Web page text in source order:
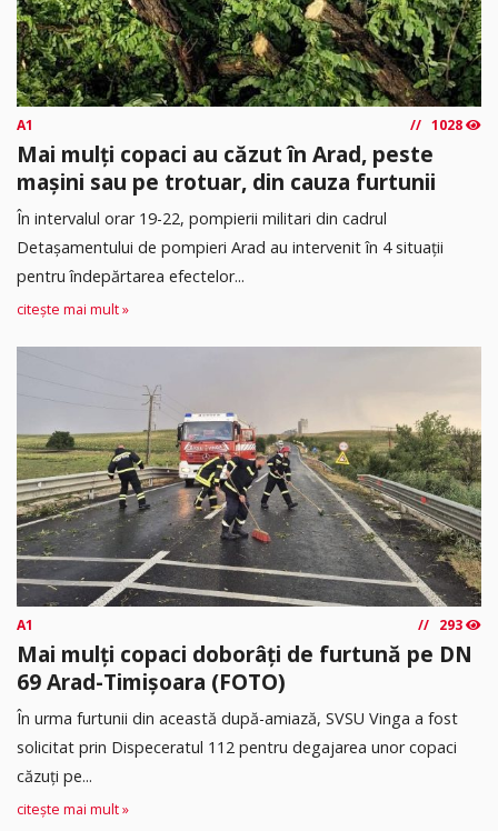
A1 1028
Mai mulți copaci au căzut în Arad, peste
mașini sau pe trotuar, din cauza furtunii
În intervalul orar 19-22, pompierii militari din cadrul
Detașamentului de pompieri Arad au intervenit în 4 situații
pentru îndepărtarea efectelor...
citește mai mult »
A1 293
Mai mulți copaci doborâți de furtună pe DN
69 Arad-Timișoara (FOTO)
În urma furtunii din această după-amiază, SVSU Vinga a fost
solicitat prin Dispeceratul 112 pentru degajarea unor copaci
căzuți pe...
citește mai mult »